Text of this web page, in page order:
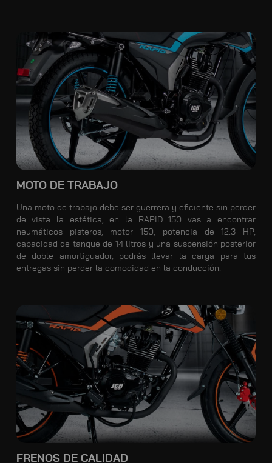
MOTO DE TRABAJO
Una moto de trabajo debe ser guerrera y eficiente sin perder
de vista la estética, en la RAPID 150 vas a encontrar
neumáticos pisteros, motor 150, potencia de 12.3 HP,
capacidad de tanque de 14 litros y una suspensión posterior
de doble amortiguador, podrás llevar la carga para tus
entregas sin perder la comodidad en la conducción.
FRENOS DE CALIDAD